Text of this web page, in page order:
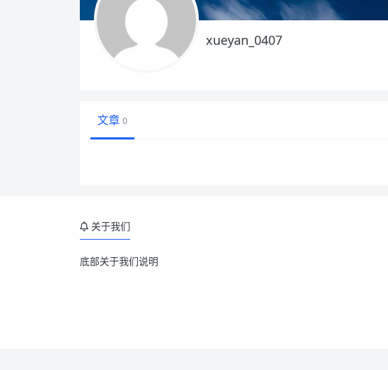
xueyan_0407
文章 0
关于我们
底部关于我们说明